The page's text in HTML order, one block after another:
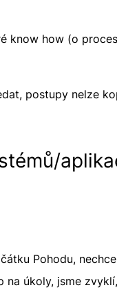
know how (o
postupy nelze
Pohodu,
na úkoly, jsme